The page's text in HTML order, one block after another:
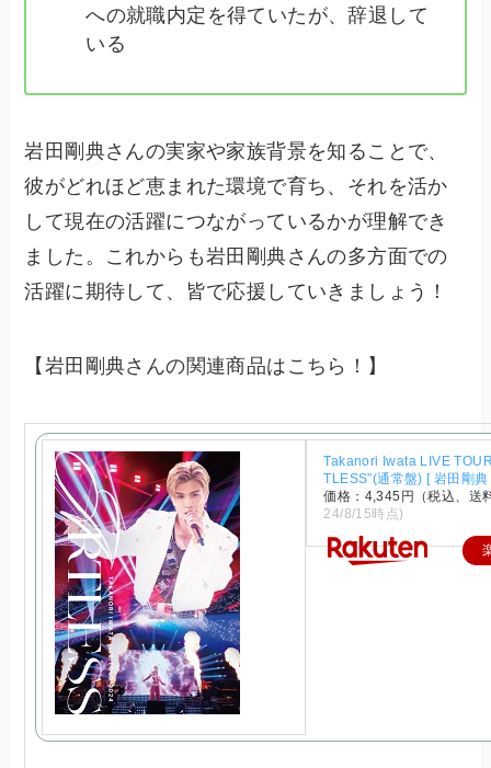
への就職内定を得ていたが、辞退して
いる
岩田剛典さんの実家や家族背景を知ることで、
彼がどれほど恵まれた環境で育ち、それを活か
して現在の活躍につながっているかが理解でき
ました。これからも岩田剛典さんの多方面での
活躍に期待して、皆で応援していきましょう！
【岩田剛典さんの関連商品はこちら！】
Takanori Iwata LIVE
TLESS”(通常盤) [ 岩田剛典
価格：4,345円（税込、送
24/8/15時点)